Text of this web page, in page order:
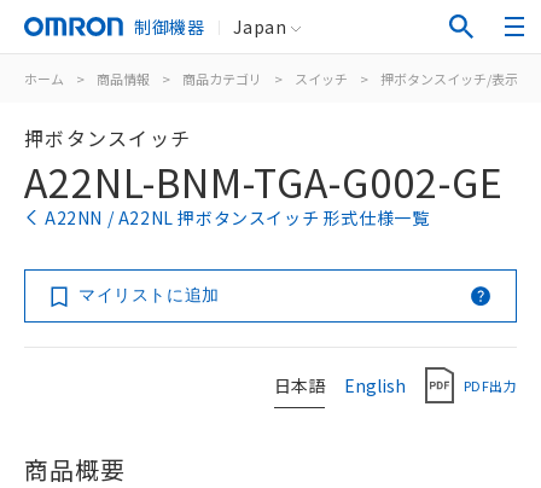
制御機器 Japan
ホーム > 商品情報 > 商品カテゴリ > スイッチ > 押ボタンスイッチ/表示灯
押ボタンスイッチ
A22NL-BNM-TGA-G002-GE
A22NN / A22NL 押ボタンスイッチ 形式仕様一覧
マイリストに追加
日本語 English PDF出力
商品概要